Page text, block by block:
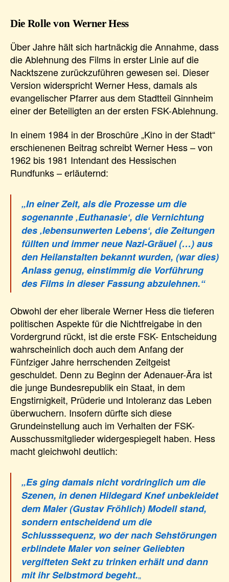
Die Rolle von Werner Hess
Über Jahre hält sich hartnäckig die Annahme, dass
die Ablehnung des Films in erster Linie auf die
Nacktszene zurückzuführen gewesen sei. Dieser
Version widerspricht Werner Hess, damals als
evangelischer Pfarrer aus dem Stadtteil Ginnheim
einer der Beteiligten an der ersten FSK-Ablehnung.
In einem 1984 in der Broschüre „Kino in der Stadt“
erschienenen Beitrag schreibt Werner Hess – von
1962 bis 1981 Intendant des Hessischen
Rundfunks – erläuternd:
„In einer Zeit, als die Prozesse um die
sogenannte ‚Euthanasie‘, die Vernichtung
des ‚lebensunwerten Lebens‘, die Zeitungen
füllten und immer neue Nazi-Gräuel (…) aus
den Heilanstalten bekannt wurden, (war dies)
Anlass genug, einstimmig die Vorführung
des Films in dieser Fassung abzulehnen.“
Obwohl der eher liberale Werner Hess die tieferen
politischen Aspekte für die Nichtfreigabe in den
Vordergrund rückt, ist die erste FSK- Entscheidung
wahrscheinlich doch auch dem Anfang der
Fünfziger Jahre herrschenden Zeitgeist
geschuldet. Denn zu Beginn der Adenauer-Ära ist
die junge Bundesrepublik ein Staat, in dem
Engstirnigkeit, Prüderie und Intoleranz das Leben
überwuchern. Insofern dürfte sich diese
Grundeinstellung auch im Verhalten der FSK-
Ausschussmitglieder widergespiegelt haben. Hess
macht gleichwohl deutlich:
„Es ging damals nicht vordringlich um die
Szenen, in denen Hildegard Knef unbekleidet
dem Maler (Gustav Fröhlich) Modell stand,
sondern entscheidend um die
Schlusssequenz, wo der nach Sehstörungen
erblindete Maler von seiner Geliebten
vergifteten Sekt zu trinken erhält und dann
mit ihr Selbstmord begeht.„